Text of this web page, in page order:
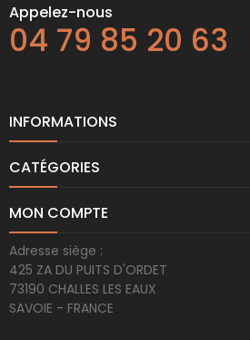
Appelez-nous
04 79 85 20 63
INFORMATIONS
CATÉGORIES
MON COMPTE
Adresse siège :
425 ZA DU PUITS D'ORDET
73190 CHALLES LES EAUX
SAVOIE - FRANCE